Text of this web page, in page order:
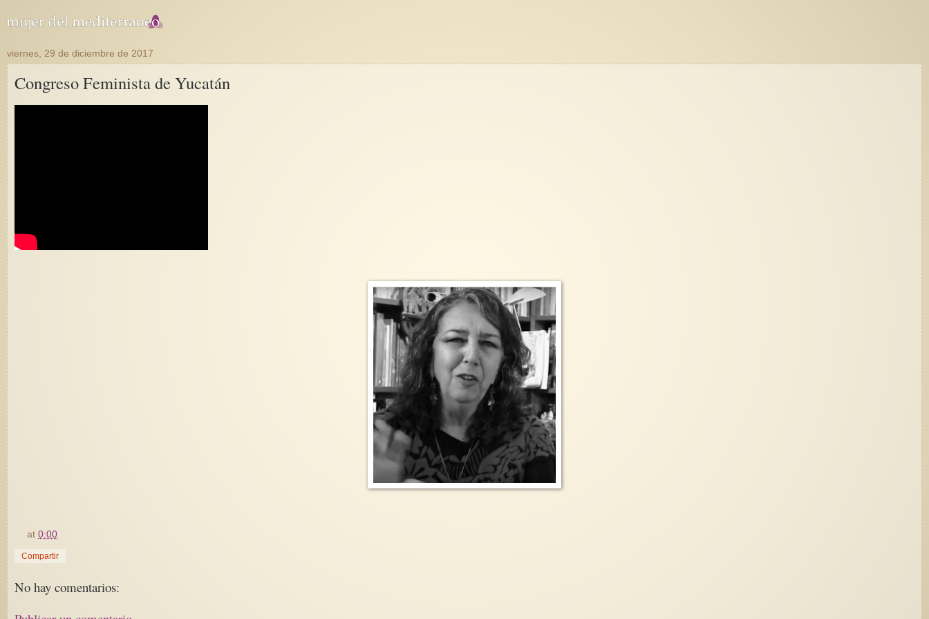
viernes, 29 de diciembre de 2017
Congreso Feminista de Yucatán
at0:00
Compartir
No hay comentarios: